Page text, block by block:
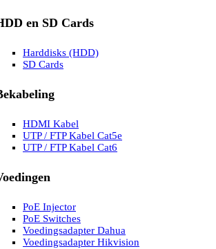
en SD Cards
Harddisks (HDD)
SD Cards
HDMI Kabel
UTP / FTP Kabel Cat5e
UTP / FTP Kabel Cat6
PoE Injector
PoE Switches
Voedingsadapter Dahua
Voedingsadapter Hikvision